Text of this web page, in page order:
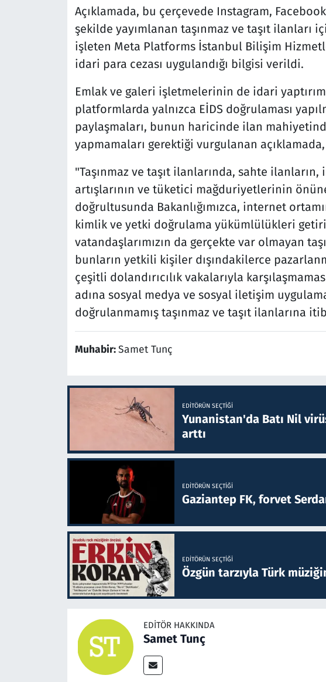
Açıklamada, bu çerçevede Instagram,
şekilde yayımlanan taşınmaz ve taşıt ilanları
işleten Meta Platforms İstanbul Bilişim
idari para cezası uygulandığı bilgisi verildi.
Emlak ve galeri işletmelerinin de idari
platformlarda yalnızca EİDS doğrulaması
paylaşmaları, bunun haricinde ilan
yapmamaları gerektiği vurgulanan
"Taşınmaz ve taşıt ilanlarında, sahte
artışlarının ve tüketici mağduriyetlerinin
doğrultusunda Bakanlığımızca, internet
kimlik ve yetki doğrulama yükümlülükleri
vatandaşlarımızın da gerçekte var olmayan
bunların yetkili kişiler dışındakilerce
çeşitli dolandırıcılık vakalarıyla
adına sosyal medya ve sosyal iletişim
doğrulanmamış taşınmaz ve taşıt ilanlarına
Muhabir:Samet Tunç
EDITÖRÜN SEÇTIĞI
Yunanistan'da Batı Nil
arttı
EDITÖRÜN SEÇTIĞI
Gaziantep FK, forvet
EDITÖRÜN SEÇTIĞI
Özgün tarzıyla Türk
EDITÖR HAKKINDA
Samet Tunç